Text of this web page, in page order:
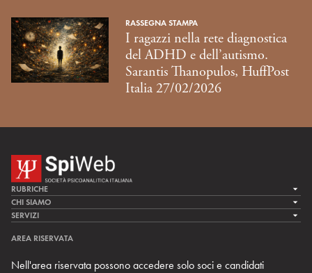
RASSEGNA STAMPA
I ragazzi nella rete diagnostica
del ADHD e dell’autismo.
Sarantis Thanopulos, HuffPost
Italia 27/02/2026
RUBRICHE
LA CURA
LA RICERCA
CHI SIAMO
LA SPI
TEAM DI SPIWEB
CONTATTI
SERVIZI
AREA RISERVATA
Nell'area riservata possono accedere solo soci e candidati